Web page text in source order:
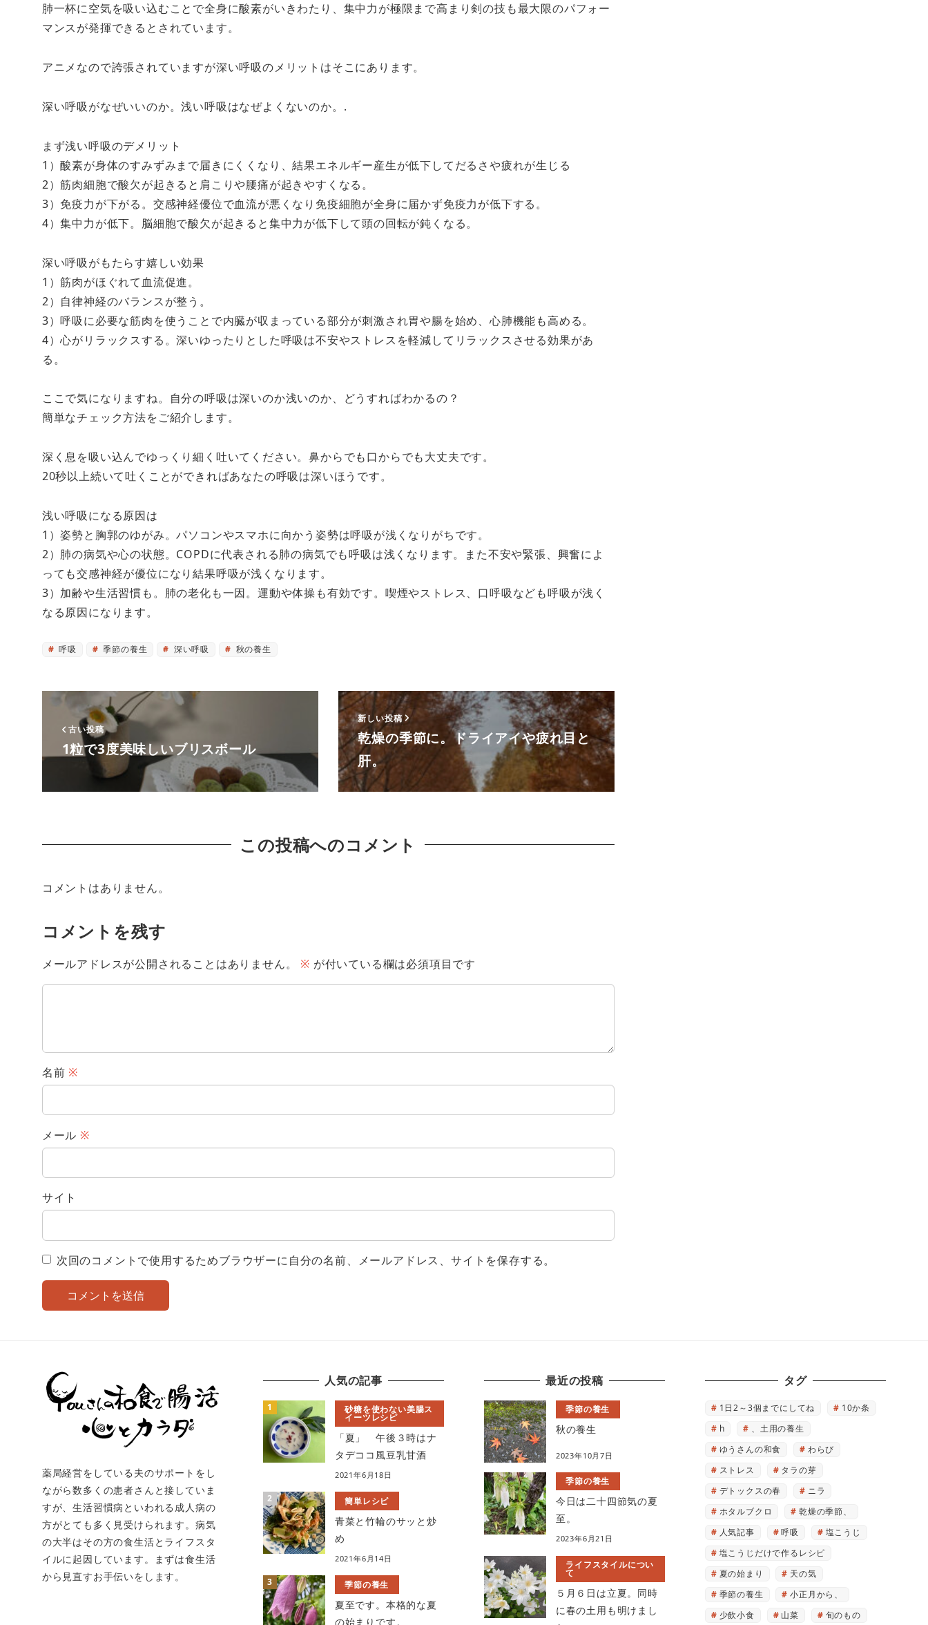
肺一杯に空気を吸い込むことで全身に酸素がいきわたり、集中力が極限まで高まり剣の技も最大限のパフォー
マンスが発揮できるとされています。
アニメなので誇張されていますが深い呼吸のメリットはそこにあります。
深い呼吸がなぜいいのか。浅い呼吸はなぜよくないのか。.
まず浅い呼吸のデメリット
1）酸素が身体のすみずみまで届きにくくなり、結果エネルギー産生が低下してだるさや疲れが生じる
2）筋肉細胞で酸欠が起きると肩こりや腰痛が起きやすくなる。
3）免疫力が下がる。交感神経優位で血流が悪くなり免疫細胞が全身に届かず免疫力が低下する。
4）集中力が低下。脳細胞で酸欠が起きると集中力が低下して頭の回転が鈍くなる。
深い呼吸がもたらす嬉しい効果
1）筋肉がほぐれて血流促進。
2）自律神経のバランスが整う。
3）呼吸に必要な筋肉を使うことで内臓が収まっている部分が刺激され胃や腸を始め、心肺機能も高める。
4）心がリラックスする。深いゆったりとした呼吸は不安やストレスを軽減してリラックスさせる効果があ
る。
ここで気になりますね。自分の呼吸は深いのか浅いのか、どうすればわかるの？
簡単なチェック方法をご紹介します。
深く息を吸い込んでゆっくり細く吐いてください。鼻からでも口からでも大丈夫です。
20秒以上続いて吐くことができればあなたの呼吸は深いほうです。
浅い呼吸になる原因は
1）姿勢と胸郭のゆがみ。パソコンやスマホに向かう姿勢は呼吸が浅くなりがちです。
2）肺の病気や心の状態。COPDに代表される肺の病気でも呼吸は浅くなります。また不安や緊張、興奮によ
っても交感神経が優位になり結果呼吸が浅くなります。
3）加齢や生活習慣も。肺の老化も一因。運動や体操も有効です。喫煙やストレス、口呼吸なども呼吸が浅く
なる原因になります。
呼吸 季節の養生 深い呼吸 秋の養生
古い投稿
1粒で3度美味しいブリスボール
新しい投稿
乾燥の季節に。ドライアイや疲れ目と
肝。
この投稿へのコメント
コメントはありません。
コメントを残す
メールアドレスが公開されることはありません。 ※ が付いている欄は必須項目です
名前 ※
メール ※
サイト
次回のコメントで使用するためブラウザーに自分の名前、メールアドレス、サイトを保存する。
薬局経営をしている夫のサポートをし
ながら数多くの患者さんと接していま
すが、生活習慣病といわれる成人病の
方がとても多く見受けられます。病気
の大半はその方の食生活とライフスタ
イルに起因しています。まずは食生活
から見直すお手伝いをします。
人気の記事
砂糖を使わない美腸ス
イーツレシピ
「夏」 午後３時はナ
タデココ風豆乳甘酒
2021年6月18日
簡単レシピ
青菜と竹輪のサッと炒
め
2021年6月14日
季節の養生
夏至です。本格的な夏
の始まりです。
最近の投稿
季節の養生
秋の養生
2023年10月7日
季節の養生
今日は二十四節気の夏
至。
2023年6月21日
ライフスタイルについ
て
５月６日は立夏。同時
に春の土用も明けまし
タグ
1日2～3個までにしてね
10か条
h
、土用の養生
ゆうさんの和食
わらび
ストレス
タラの芽
デトックスの春
ニラ
ホタルブクロ
乾燥の季節、
人気記事
呼吸
塩こうじ
塩こうじだけで作るレシピ
夏の始まり
天の気
季節の養生
小正月から、
少飲小食
山菜 旬のもの